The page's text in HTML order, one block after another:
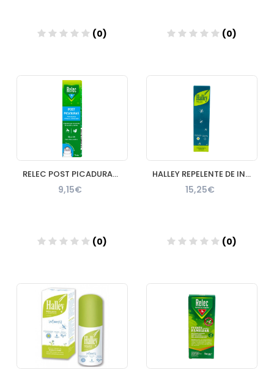
(0)
Añadir
(0)
RELEC POST PICADURAS 1 ENVASE 15 ml
9,15€
(0)
Añadir
HALLEY REPELENTE DE INSECTOS 1 ENVASE 250 ml
15,25€
(0)